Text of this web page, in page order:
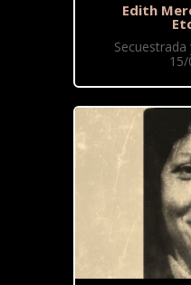
Edith